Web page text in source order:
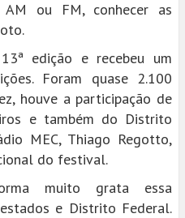
ou FM, conhecer as
edição e recebeu um
Foram quase 2.100
houve a participação de
e também do Distrito
MEC, Thiago Regotto,
do festival.
muito grata essa
e Distrito Federal.